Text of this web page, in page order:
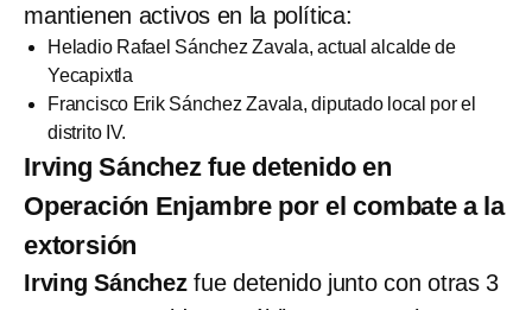
mantienen activos en la política:
Heladio Rafael Sánchez Zavala, actual alcalde de
Yecapixtla
Francisco Erik Sánchez Zavala, diputado local por el
distrito IV.
Irving Sánchez fue detenido en
Operación Enjambre por el combate a la
extorsión
Irving Sánchezfue detenido junto con otras 3